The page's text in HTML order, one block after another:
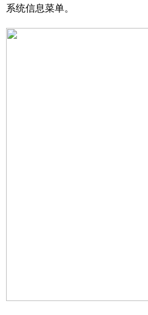
系统信息菜单。